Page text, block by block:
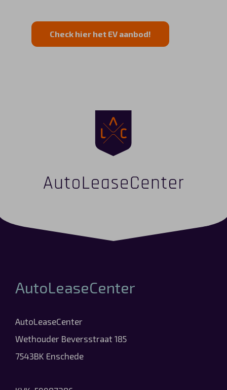
Check hier het EV aanbod!
AutoLeaseCenter
AutoLeaseCenter
Wethouder Beversstraat 185
7543BK Enschede